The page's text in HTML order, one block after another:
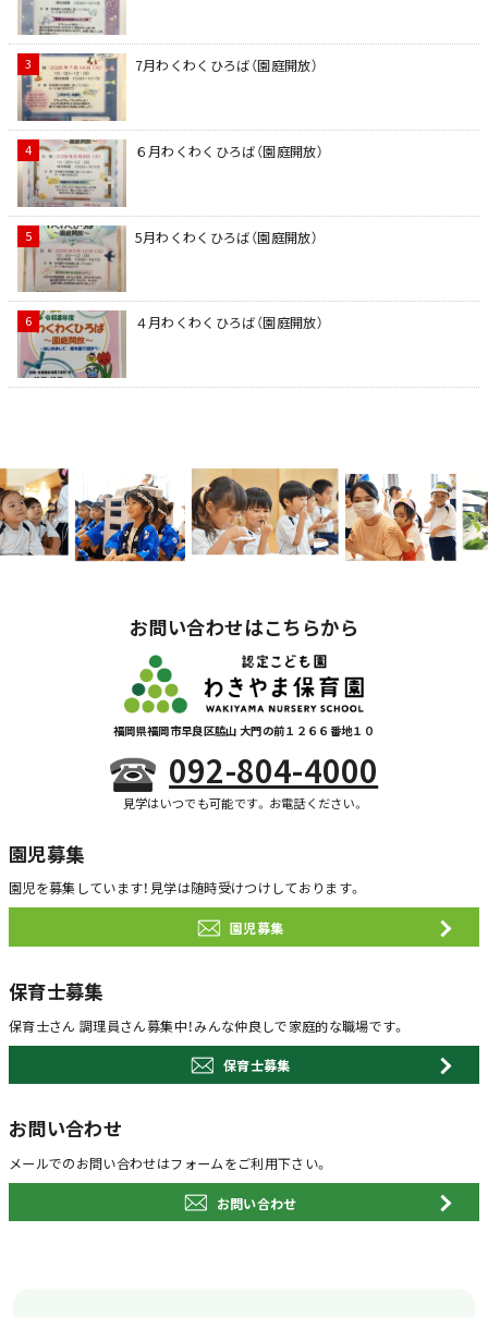
7月わくわくひろば（園庭開放）
６月わくわくひろば（園庭開放）
5月わくわくひろば（園庭開放）
４月わくわくひろば（園庭開放）
お問い合わせはこちらから
福岡県福岡市早良区脇山 大門の前１２６６番地１０
092-804-4000
見学はいつでも可能です。お電話ください。
園児募集
園児を募集しています！ 見学は随時受けつけしております。
園児募集
保育士募集
保育士さん 調理員さん募集中！みんな仲良しで家庭的な職場です。
保育士募集
お問い合わせ
メールでのお問い合わせはフォームをご利用下さい。
お問い合わせ